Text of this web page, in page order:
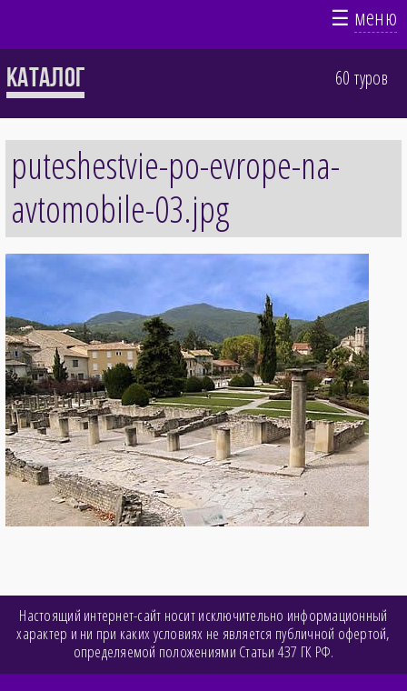
☰ меню
Каталог 60 туров
puteshestvie-po-evrope-na-
avtomobile-03.jpg
Настоящий интернет-сайт носит исключительно информационный
характер и ни при каких условиях не является публичной офертой,
определяемой положениями Статьи 437 ГК РФ.